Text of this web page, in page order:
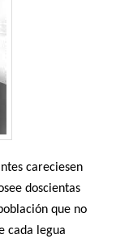
careciesen
doscientas
que no
cada legua